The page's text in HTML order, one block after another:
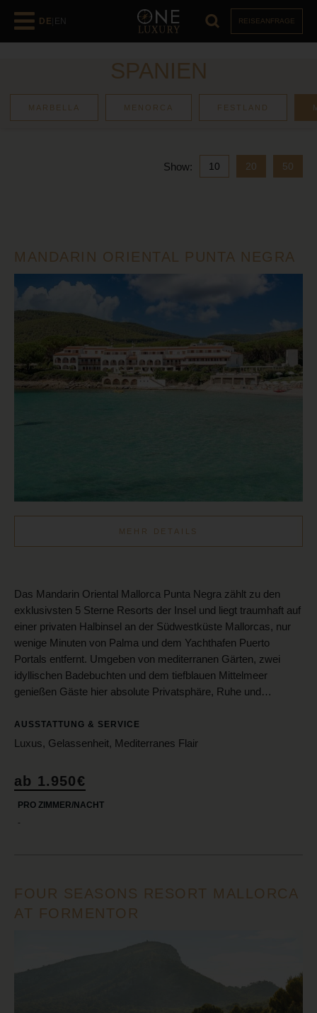
DE EN REISEANFRAGE
SPANIEN
MARBELLA MENORCA FESTLAND
Show: 10 20 50
MANDARIN ORIENTAL PUNTA NEGRA
MEHR DETAILS
Das Mandarin Oriental Mallorca Punta Negra zählt zu den
exklusivsten 5 Sterne Resorts der Insel und liegt traumhaft auf
einer privaten Halbinsel an der Südwestküste Mallorcas, nur
wenige Minuten von Palma und dem Yachthafen Puerto
Portals entfernt. Umgeben von mediterranen Gärten, zwei
idyllischen Badebuchten und dem tiefblauen Mittelmeer
genießen Gäste hier absolute Privatsphäre, Ruhe und…
AUSSTATTUNG & SERVICE
Luxus, Gelassenheit, Mediterranes Flair
ab 1.950€
PRO ZIMMER/NACHT
-
FOUR SEASONS RESORT MALLORCA
AT FORMENTOR